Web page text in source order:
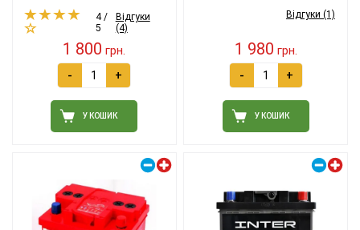
4 /
5
Відгуки
(4)
1 800 грн.
- +
У КОШИК
Відгуки (1)
1 980 грн.
- +
У КОШИК